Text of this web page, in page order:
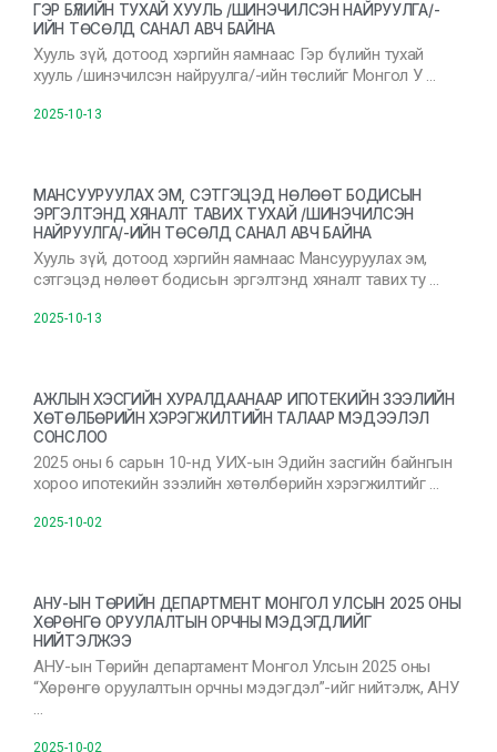
ГЭР БҮЛИЙН ТУХАЙ ХУУЛЬ /ШИНЭЧИЛСЭН НАЙРУУЛГА/-
ИЙН ТӨСӨЛД САНАЛ АВЧ БАЙНА
Хууль зүй, дотоод хэргийн яамнаас Гэр бүлийн тухай
хууль /шинэчилсэн найруулга/-ийн төслийг Монгол У …
2025-10-13
МАНСУУРУУЛАХ ЭМ, СЭТГЭЦЭД НӨЛӨӨТ БОДИСЫН
ЭРГЭЛТЭНД ХЯНАЛТ ТАВИХ ТУХАЙ /ШИНЭЧИЛСЭН
НАЙРУУЛГА/-ИЙН ТӨСӨЛД САНАЛ АВЧ БАЙНА
Хууль зүй, дотоод хэргийн яамнаас Мансууруулах эм,
сэтгэцэд нөлөөт бодисын эргэлтэнд хяналт тавих ту …
2025-10-13
АЖЛЫН ХЭСГИЙН ХУРАЛДААНААР ИПОТЕКИЙН ЗЭЭЛИЙН
ХӨТӨЛБӨРИЙН ХЭРЭГЖИЛТИЙН ТАЛААР МЭДЭЭЛЭЛ
СОНСЛОО
2025 оны 6 сарын 10-нд УИХ-ын Эдийн засгийн байнгын
хороо ипотекийн зээлийн хөтөлбөрийн хэрэгжилтийг …
2025-10-02
АНУ-ЫН ТӨРИЙН ДЕПАРТМЕНТ МОНГОЛ УЛСЫН 2025 ОНЫ
ХӨРӨНГӨ ОРУУЛАЛТЫН ОРЧНЫ МЭДЭГДЛИЙГ
НИЙТЭЛЖЭЭ
АНУ-ын Төрийн департамент Монгол Улсын 2025 оны
“Хөрөнгө оруулалтын орчны мэдэгдэл”-ийг нийтэлж, АНУ
…
2025-10-02